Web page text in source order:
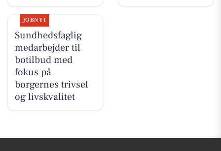
JOBNYT
Sundhedsfaglig
medarbejder til
botilbud med
fokus på
borgernes trivsel
og livskvalitet